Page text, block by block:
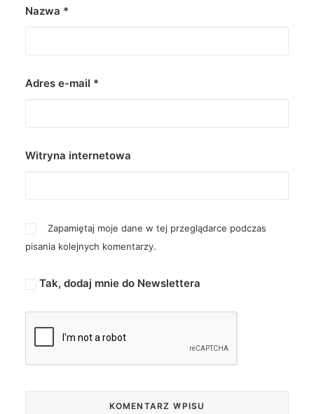
Nazwa *
Adres e-mail *
Witryna internetowa
Zapamiętaj moje dane w tej przeglądarce podczas
pisania kolejnych komentarzy.
Tak, dodaj mnie do Newslettera